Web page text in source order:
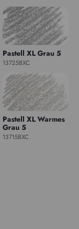
Pastell XL Grau 5
13725BXC
Pastell XL Warmes
Grau 5
13715BXC